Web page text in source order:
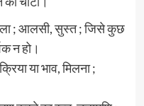
; आलसी, सुस्त ; जिसे कुछ
न हो।
या भाव, मिलना ;